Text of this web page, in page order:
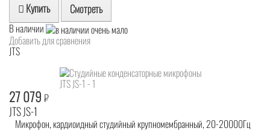
Купить Смотреть
В наличии
Добавить для сравнения
JTS
27 079 ₽
JTS JS-1
Микрофон, кардиоидный студийный крупномембранный, 20-20000Гц